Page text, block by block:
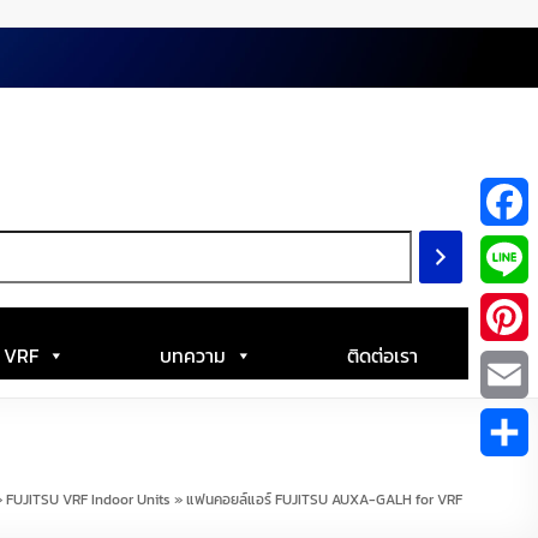
บทความ ติดต่อเรา
FUJITSU VRF Indoor Units »แฟนคอยล์แอร์ FUJITSU AUXA-GALH for VRF
F
a
c
e
b
L
i
n
e
P
i
n
E